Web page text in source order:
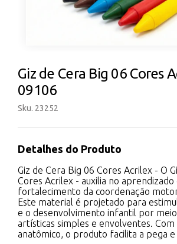
Giz de Cera Big 06 Cores
09106
Sku. 23252
Detalhes do Produto
Giz de Cera Big 06 Cores Acrilex - O
Cores Acrilex - auxilia no aprendizado
fortalecimento da coordenação
Este material é projetado para
e o desenvolvimento infantil por
artísticas simples e envolventes. Com
anatômico, o produto facilita a pega e